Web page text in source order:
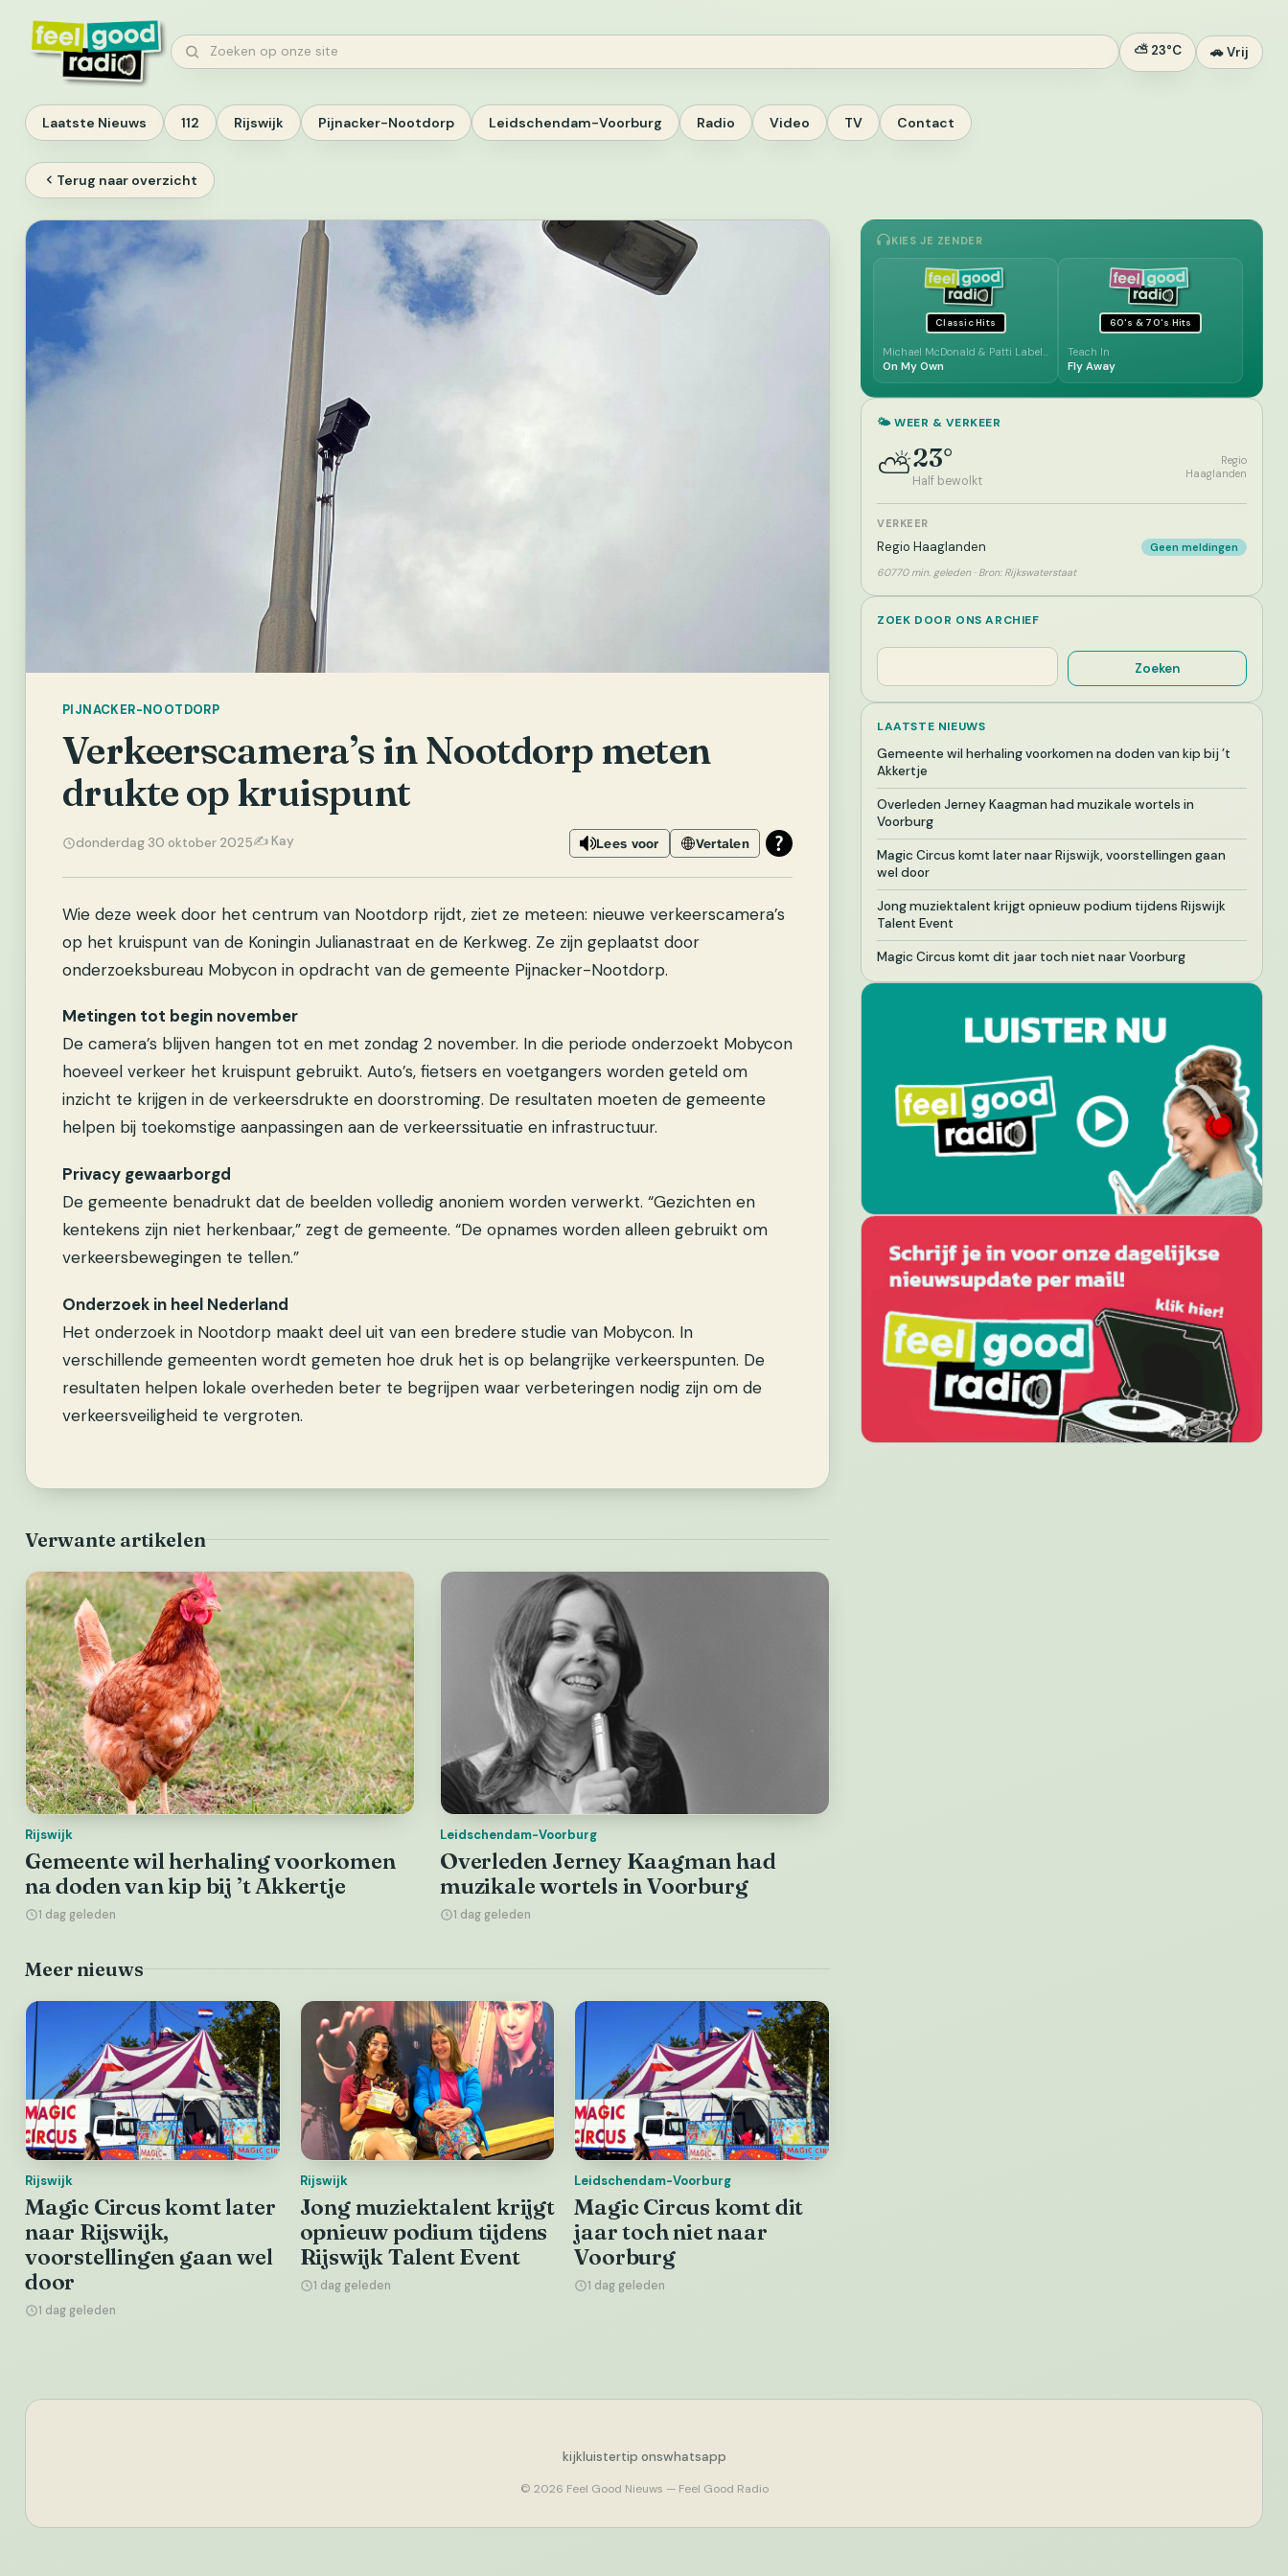
inhoud
Zoeken ⛅ 23°C 🚗 Vrij
Laatste Nieuws 112 Rijswijk Pijnacker-Nootdorp Leidschendam-Voorburg Radio Video TV Contact
Terug naar overzicht
PIJNACKER-NOOTDORP
Verkeerscamera’s in Nootdorp meten
drukte op kruispunt
donderdag 30 oktober 2025✍️ Kay Lees voor Vertalen
Wie deze week door het centrum van Nootdorp rijdt, ziet ze meteen: nieuwe verkeerscamera’s
op het kruispunt van de Koningin Julianastraat en de Kerkweg. Ze zijn geplaatst door
onderzoeksbureau Mobycon in opdracht van de gemeente Pijnacker-Nootdorp.
Metingen tot begin november
De camera’s blijven hangen tot en met zondag 2 november. In die periode onderzoekt Mobycon
hoeveel verkeer het kruispunt gebruikt. Auto’s, fietsers en voetgangers worden geteld om
inzicht te krijgen in de verkeersdrukte en doorstroming. De resultaten moeten de gemeente
helpen bij toekomstige aanpassingen aan de verkeerssituatie en infrastructuur.
Privacy gewaarborgd
De gemeente benadrukt dat de beelden volledig anoniem worden verwerkt. “Gezichten en
kentekens zijn niet herkenbaar,” zegt de gemeente. “De opnames worden alleen gebruikt om
verkeersbewegingen te tellen.”
Onderzoek in heel Nederland
Het onderzoek in Nootdorp maakt deel uit van een bredere studie van Mobycon. In
verschillende gemeenten wordt gemeten hoe druk het is op belangrijke verkeerspunten. De
resultaten helpen lokale overheden beter te begrijpen waar verbeteringen nodig zijn om de
verkeersveiligheid te vergroten.
Verwante artikelen
Rijswijk
Gemeente wil herhaling voorkomen
na doden van kip bij ’t Akkertje
1 dag geleden
Leidschendam-Voorburg
Overleden Jerney Kaagman had
muzikale wortels in Voorburg
1 dag geleden
Meer nieuws
Rijswijk
Magic Circus komt later
naar Rijswijk,
voorstellingen gaan wel
door
1 dag geleden
Rijswijk
Jong muziektalent krijgt
opnieuw podium tijdens
Rijswijk Talent Event
1 dag geleden
Leidschendam-Voorburg
Magic Circus komt dit
jaar toch niet naar
Voorburg
1 dag geleden
KIES JE ZENDER
Classic Hits
Michael McDonald & Patti Labelle
On My Own
60's & 70's Hits
Teach In
Fly Away
🌤️ WEER & VERKEER
⛅23°
Half bewolkt
Regio
Haaglanden
VERKEER
Regio Haaglanden Geen meldingen
60770 min. geleden · Bron: Rijkswaterstaat
ZOEK DOOR ONS ARCHIEF
Zoeken
Zoeken
LAATSTE NIEUWS
Gemeente wil herhaling voorkomen na doden van kip bij ’t
Akkertje
Overleden Jerney Kaagman had muzikale wortels in
Voorburg
Magic Circus komt later naar Rijswijk, voorstellingen gaan
wel door
Jong muziektalent krijgt opnieuw podium tijdens Rijswijk
Talent Event
Magic Circus komt dit jaar toch niet naar Voorburg
kijkluistertip onswhatsapp
© 2026 Feel Good Nieuws — Feel Good Radio